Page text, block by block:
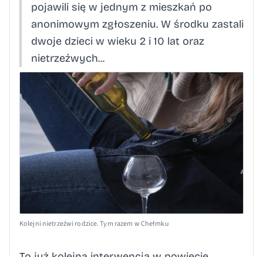
pojawili się w jednym z mieszkań po
anonimowym zgłoszeniu. W środku zastali
dwoje dzieci w wieku 2 i 10 lat oraz
nietrzeźwych...
Kolejni nietrzeźwi rodzice. Tym razem w Chełmku